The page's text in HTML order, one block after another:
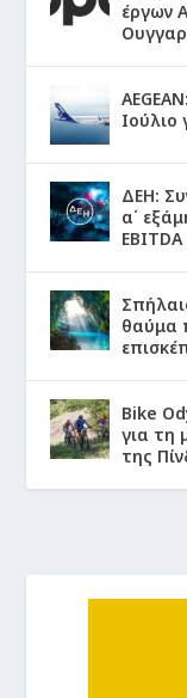
έργων
ΔΕΗ:
α΄
θαύμα
Bike
για τη
της